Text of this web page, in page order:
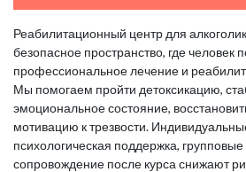
Реабилитационный центр для
безопасное пространство, где человек
профессиональное лечение и
Мы помогаем пройти детоксикацию,
эмоциональное состояние,
мотивацию к трезвости.
психологическая поддержка, групповые
сопровождение после курса снижают